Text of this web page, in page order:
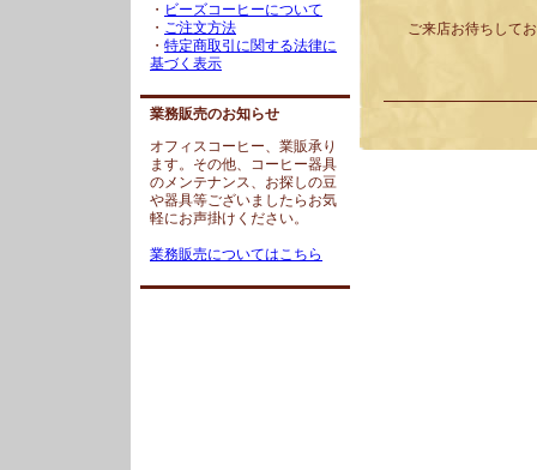
・ ビーズコーヒーについて
・ ご注文方法
・ 特定商取引に関する法律に
基づく表示
業務販売のお知らせ
オフィスコーヒー、業販承り
ます。その他、コーヒー器具
のメンテナンス、お探しの豆
や器具等ございましたらお気
軽にお声掛けください。
業務販売についてはこちら
ご来店お待ちして